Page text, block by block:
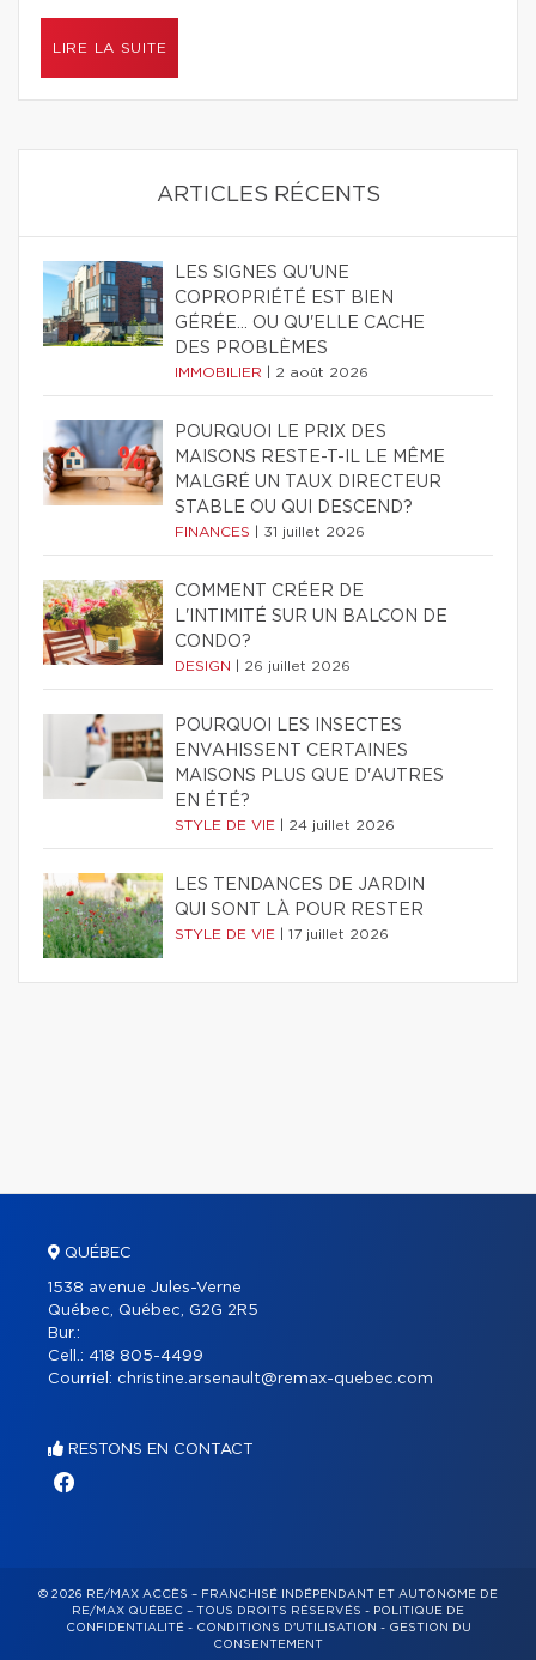
LIRE LA SUITE
ARTICLES RÉCENTS
LES SIGNES QU'UNE
COPROPRIÉTÉ EST BIEN
GÉRÉE… OU QU'ELLE CACHE
DES PROBLÈMES
IMMOBILIER 2 août 2026
POURQUOI LE PRIX DES
MAISONS RESTE-T-IL LE MÊME
MALGRÉ UN TAUX DIRECTEUR
STABLE OU QUI DESCEND?
FINANCES 31 juillet 2026
COMMENT CRÉER DE
L'INTIMITÉ SUR UN BALCON DE
CONDO?
DESIGN 26 juillet 2026
POURQUOI LES INSECTES
ENVAHISSENT CERTAINES
MAISONS PLUS QUE D'AUTRES
EN ÉTÉ?
STYLE DE VIE 24 juillet 2026
LES TENDANCES DE JARDIN
QUI SONT LÀ POUR RESTER
STYLE DE VIE 17 juillet 2026
QUÉBEC
1538 avenue Jules-Verne
Québec, Québec, G2G 2R5
Bur.:
Cell.: 418 805-4499
Courriel: christine.arsenault@remax-quebec.com
RESTONS EN CONTACT
© 2026 RE/MAX ACCÈS – FRANCHISÉ INDÉPENDANT ET AUTONOME DE
RE/MAX QUÉBEC – TOUS DROITS RÉSERVÉS - POLITIQUE DE
CONFIDENTIALITÉ- CONDITIONS D'UTILISATION - GESTION DU
CONSENTEMENT